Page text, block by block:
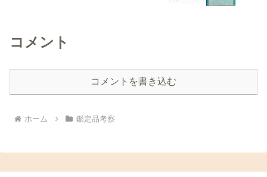
コメント
コメントを書き込む
ホーム 鑑定品考察